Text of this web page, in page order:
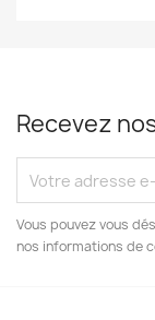
Recevez
Vous pouvez vous
nos informations de